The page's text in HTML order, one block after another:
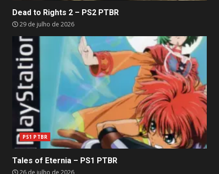
Dead to Rights 2 – PS2 PTBR
29 de julho de 2026
PS1 PTBR
Tales of Eternia – PS1 PTBR
26 de julho de 2026